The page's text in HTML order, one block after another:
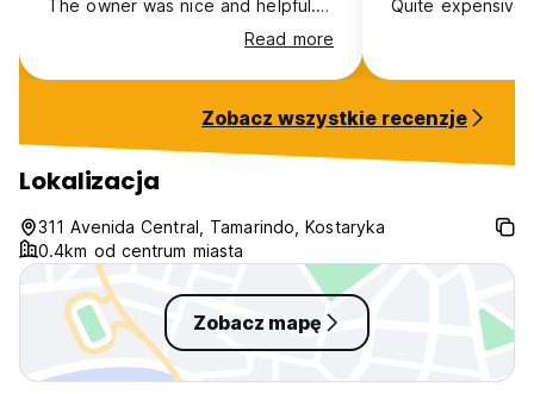
The owner was nice and helpful.
Plus the free coffee in the
mornings was delicious! The
common spaces had a good vibe,
Read more
Quite expensive
Zobacz wszystkie recenzje
Lokalizacja
311 Avenida Central, Tamarindo, Kostaryka
0.4km od centrum miasta
Zobacz mapę